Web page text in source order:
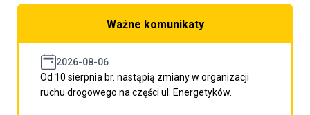
Ważne komunikaty
2026-08-06
Od 10 sierpnia br. nastąpią zmiany w organizacji
ruchu drogowego na części ul. Energetyków.